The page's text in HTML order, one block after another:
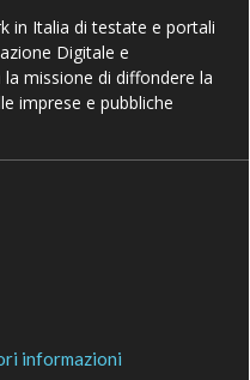
in Italia di testate e portali
Digitale e
la missione di diffondere la
imprese e pubbliche
informazioni